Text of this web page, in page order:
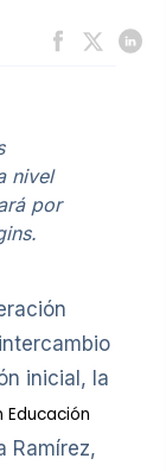
nivel
por
inicial, la
Ramírez,